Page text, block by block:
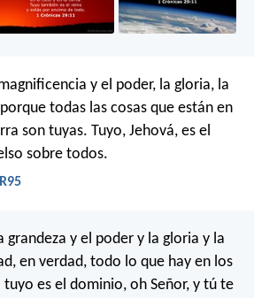
y el poder, la gloria, la
todas las cosas que están en
son tuyas. Tuyo, Jehová, es el
sobre todos.
grandeza y el poder y la gloria y la
en verdad, todo lo que hay en los
es el dominio, oh Señor, y tú te